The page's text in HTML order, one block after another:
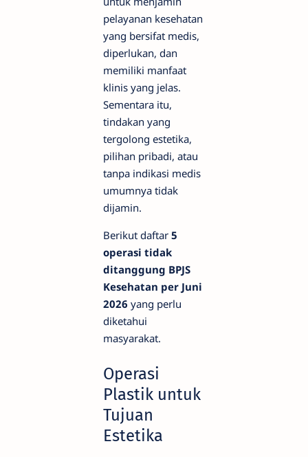
pelayanan kesehatan
yang bersifat medis,
diperlukan, dan
memiliki manfaat
klinis yang jelas.
Sementara itu,
tindakan yang
tergolong estetika,
pilihan pribadi, atau
tanpa indikasi medis
umumnya tidak
dijamin.
Berikut daftar 5
operasi tidak
ditanggung BPJS
Kesehatan per Juni
2026 yang perlu
diketahui
masyarakat.
Operasi
Plastik untuk
Tujuan
Estetika